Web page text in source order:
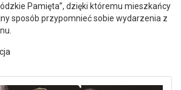
Pamięta”, dzięki któremu mieszkańcy
sposób przypomnieć sobie wydarzenia z